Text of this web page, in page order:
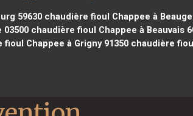
59630 chaudière fioul Chappee à
chaudière fioul Chappee à Beauvais
fioul Chappee à Grigny 91350 chaudière